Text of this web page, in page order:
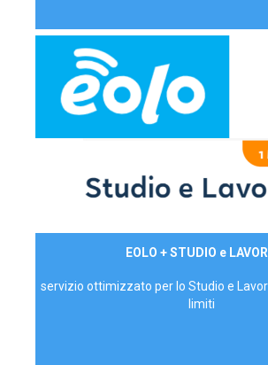
EOLO + STUDIO e
servizio ottimizzato per lo Studio e
limiti